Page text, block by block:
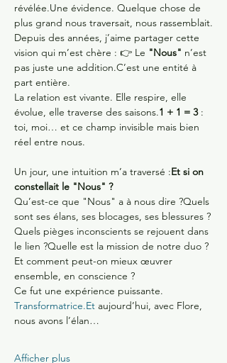
révélée.Une évidence. Quelque chose de
plus grand nous traversait, nous rassemblait.
Depuis des années, j’aime partager cette
vision qui m’est chère : 👉 Le "Nous" n’est
pas juste une addition.C’est une entité à
part entière.
La relation est vivante. Elle respire, elle
évolue, elle traverse des saisons.1 + 1 = 3 :
toi, moi… et ce champ invisible mais bien
réel entre nous.
Un jour, une intuition m’a traversé :Et si on
constellait le "Nous" ?
Qu’est-ce que "Nous" a à nous dire ?Quels
sont ses élans, ses blocages, ses blessures ?
Quels pièges inconscients se rejouent dans
le lien ?Quelle est la mission de notre duo ?
Et comment peut-on mieux œuvrer
ensemble, en conscience ?
Ce fut une expérience puissante.
Transformatrice.Et aujourd’hui, avec Flore,
nous avons l’élan…
Afficher plus